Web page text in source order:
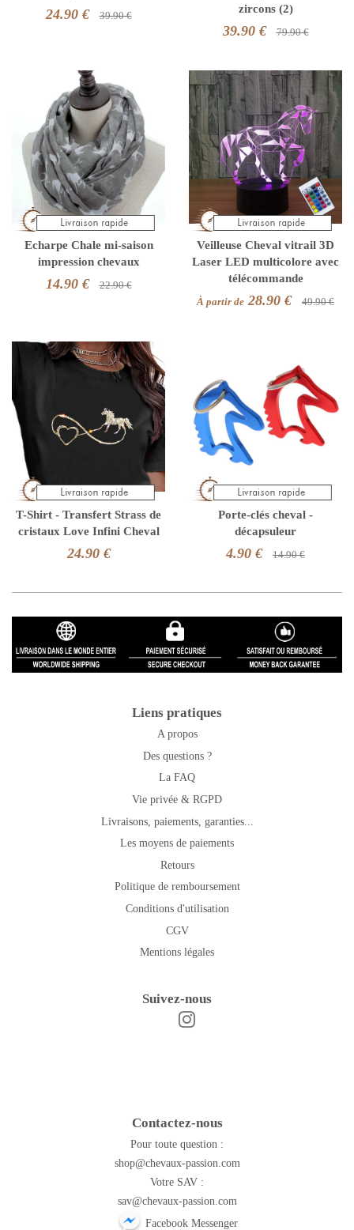
24.90 € 39.90 €
zircons (2)
39.90 € 79.90 €
Echarpe Chale mi-saison
impression chevaux
14.90 € 22.90 €
Veilleuse Cheval vitrail 3D
Laser LED multicolore avec
télécommande
À partir de 28.90 € 49.90 €
T-Shirt - Transfert Strass de
cristaux Love Infini Cheval
24.90 €
Porte-clés cheval -
décapsuleur
4.90 € 14.90 €
Liens pratiques
A propos
Des questions ?
La FAQ
Vie privée & RGPD
Livraisons, paiements, garanties...
Les moyens de paiements
Retours
Politique de remboursement
Conditions d'utilisation
CGV
Mentions légales
Suivez-nous
Facebook
Contactez-nous
Pour toute question :
shop@chevaux-passion.com
Votre SAV :
sav@chevaux-passion.com
Facebook Messenger